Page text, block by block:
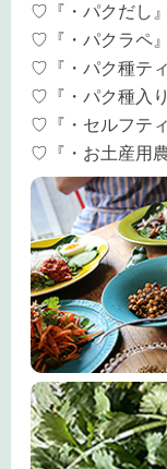
♡『・パクだし』
♡『・パクラペ』
♡『・パク種ティ
♡『・パク種入
♡『・セルフテ
♡『・お土産用